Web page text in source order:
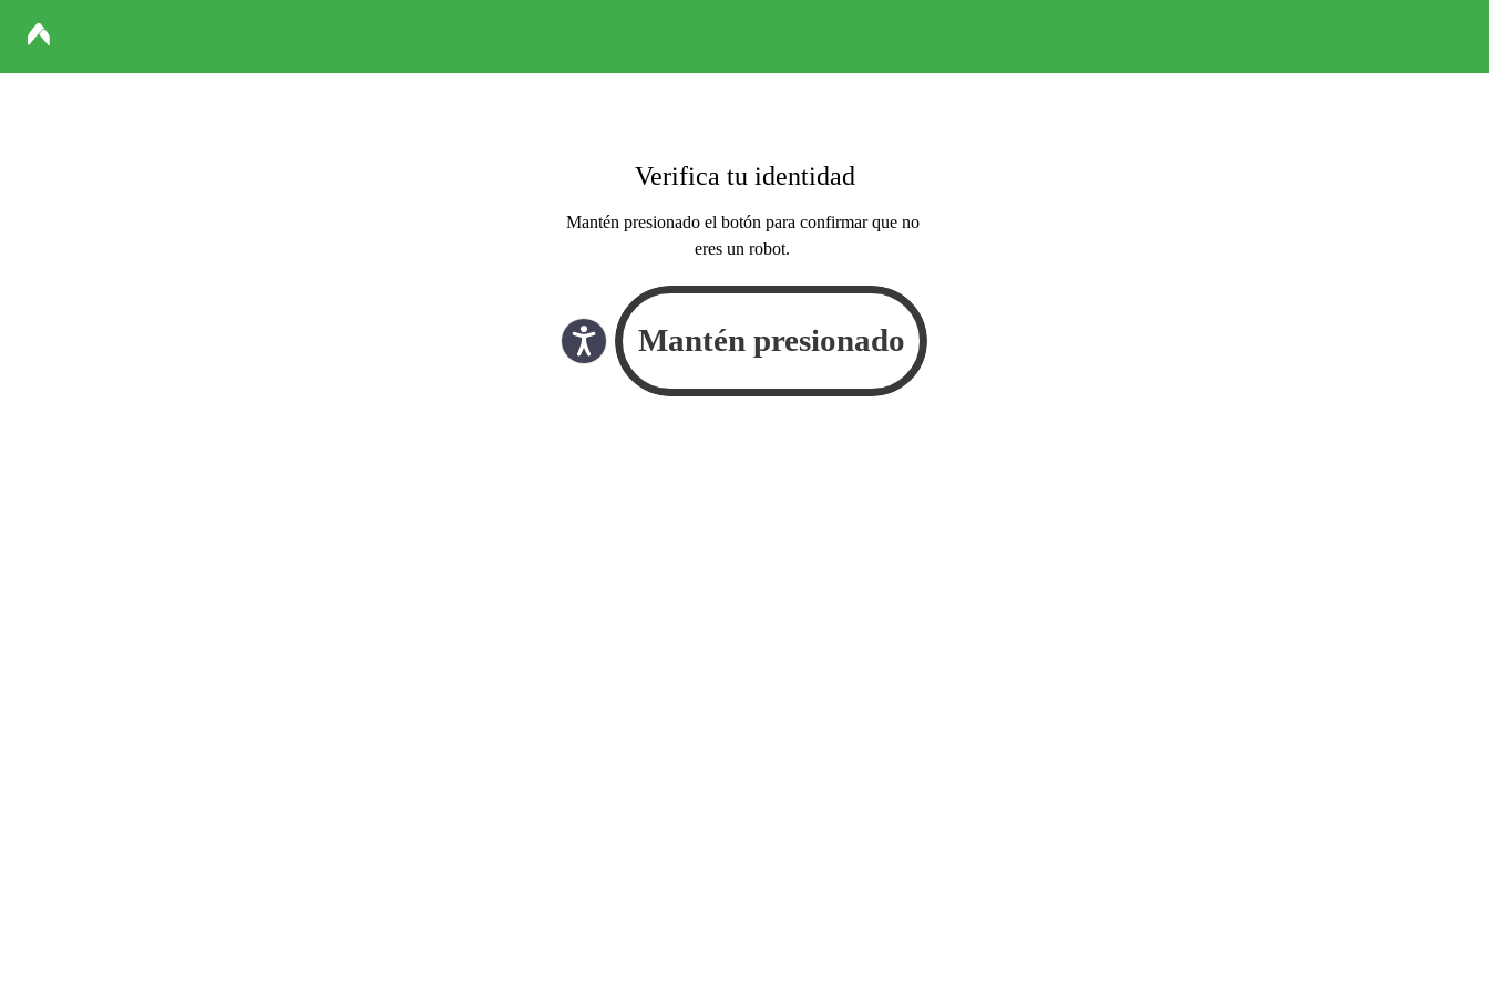
Verifica tu identidad
Mantén presionado el botón para confirmar que no
eres un robot.